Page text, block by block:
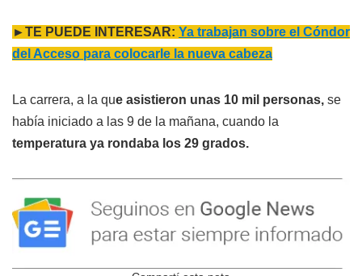
►TE PUEDE INTERESAR: Ya trabajan sobre el Cóndor
del Acceso para colocarle la nueva cabeza
La carrera, a la que asistieron unas 10 mil personas, se
había iniciado a las 9 de la mañana, cuando la
temperatura ya rondaba los 29 grados.